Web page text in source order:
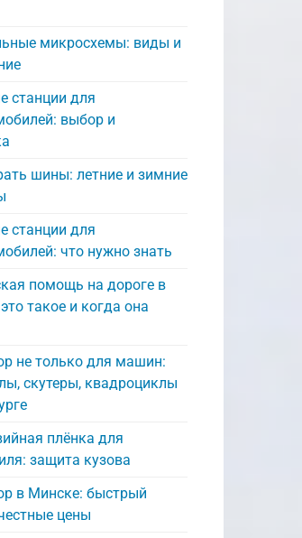
микросхемы: виды и
станции для
выбор и
шины: летние и зимние
станции для
что нужно знать
помощь на дороге в
такое и когда она
не только для машин:
скутеры, квадроциклы
плёнка для
защита кузова
в Минске: быстрый
цены